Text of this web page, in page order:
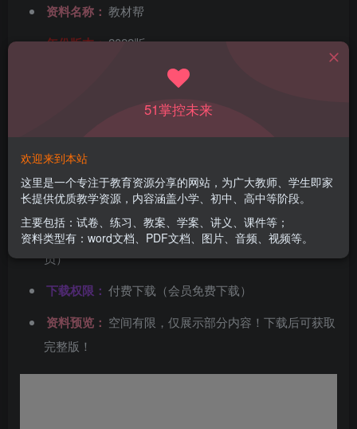
资料名称： 教材帮
年份版本：2022版
适用年级：七年级上册
资料分类：全解类
下载方式：百度网盘链接下载（链接失效请联系管理
员）
下载权限： 付费下载（会员免费下载）
资料预览： 空间有限，仅展示部分内容！下载后可获取
完整版！
51掌控未来
欢迎来到本站
这里是一个专注于教育资源分享的网站，为广大教师、学生即家
长提供优质教学资源，内容涵盖小学、初中、高中等阶段。
主要包括：试卷、练习、教案、学案、讲义、课件等；
资料类型有：word文档、PDF文档、图片、音频、视频等。